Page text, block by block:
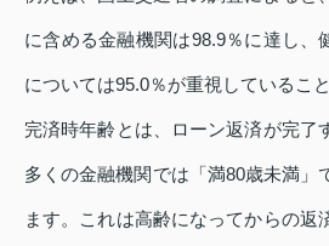
に含める金融機関は98.9％に達し、
については95.0％が重視しているこ
完済時年齢とは、ローン返済が完了
多くの金融機関では「満80歳未満」
ます。これは高齢になってからの返